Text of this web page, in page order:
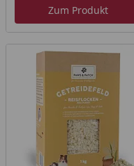
Zum Produkt